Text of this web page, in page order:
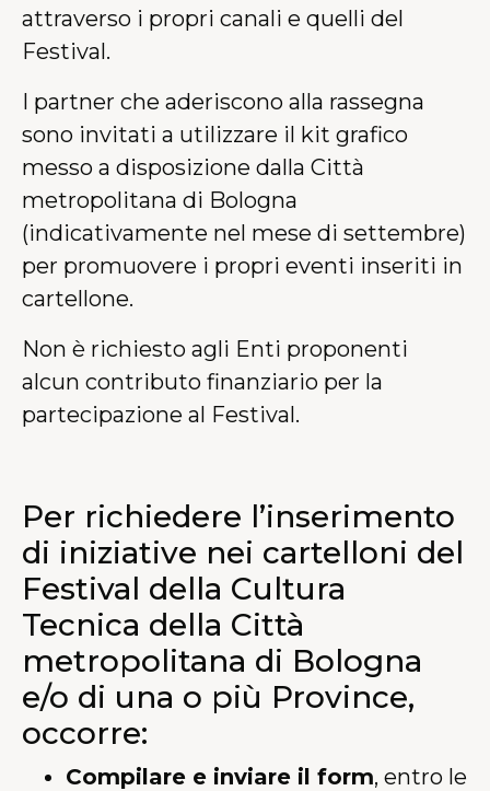
attraverso i propri canali e quelli del
Festival.
I partner che aderiscono alla rassegna
sono invitati a utilizzare il kit grafico
messo a disposizione dalla Città
metropolitana di Bologna
(indicativamente nel mese di settembre)
per promuovere i propri eventi inseriti in
cartellone.
Non è richiesto agli Enti proponenti
alcun contributo finanziario per la
partecipazione al Festival.
Per richiedere l’inserimento
di iniziative nei cartelloni del
Festival della Cultura
Tecnica della Città
metropolitana di Bologna
e/o di una o più Province,
occorre:
Compilare e inviare il form, entro le